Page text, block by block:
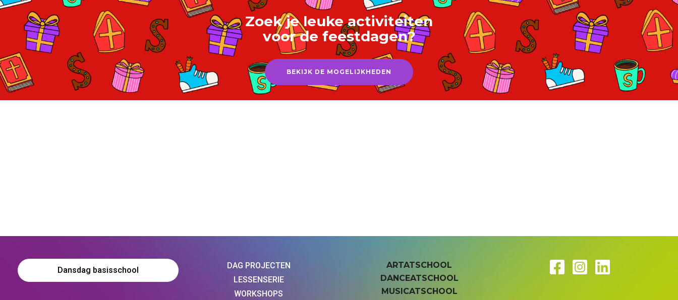
Zoek je leuke activiteiten
voor de feestdagen?
BEKIJK DE MOGELIJKHEDEN
Dansdag basisschool
DAG PROJECTEN
LESSENSERIE
WORKSHOPS
ARTATSCHOOL
DANCEATSCHOOL
MUSICATSCHOOL